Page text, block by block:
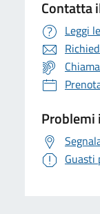
Contatta
Leggi
Problemi
Guasti